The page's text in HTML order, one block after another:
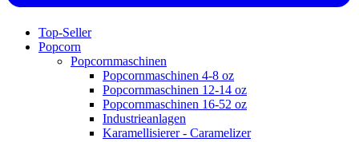
Top-Seller
Popcorn
Popcornmaschinen
Popcornmaschinen 4-8 oz
Popcornmaschinen 12-14 oz
Popcornmaschinen 16-52 oz
Industrieanlagen
Karamellisierer - Caramelizer